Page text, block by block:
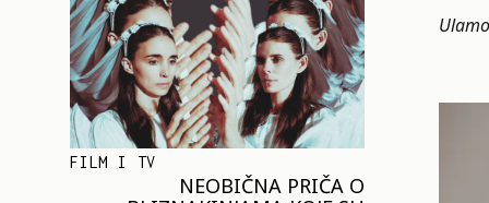
FILM I TV
NEOBIČNA PRIČA O